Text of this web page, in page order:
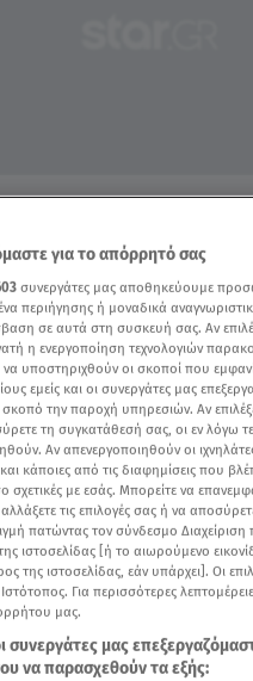
Αυγούστου 2026
ΕΛΛΑΔΑ
ΕΛ.ΑΣ
του - Video
ΒΑΛΙΤΣΑ ΣΥΛΛΗΨΗ
για το απόρρητό σας
συνεργάτες μας αποθηκεύουμε
περιήγησης ή μοναδικά
σε αυτά στη συσκευή σας. Αν
η ενεργοποίηση τεχνολογιών
να υποστηριχθούν οι σκοποί που
εμείς και οι συνεργάτες μας
την παροχή υπηρεσιών. Αν
τη συγκατάθεσή σας, οι εν λόγω
Αν απενεργοποιηθούν οι
κάποιες από τις διαφημίσεις που
σχετικές με εσάς. Μπορείτε να
τις επιλογές σας ή να
πατώντας τον σύνδεσμο Διαχείριση
ιστοσελίδας [ή το αιωρούμενο
της ιστοσελίδας, εάν υπάρχει]. Οι
Για περισσότερες
μας.
συνεργάτες μας
να παρασχεθούν τα εξής: